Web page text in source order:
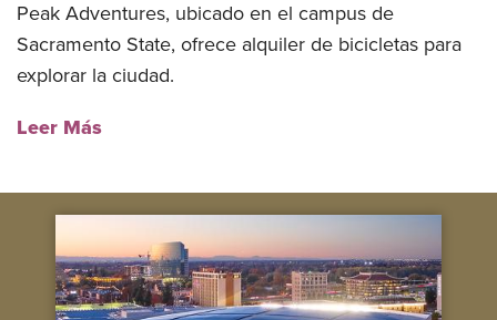
Peak Adventures, ubicado en el campus de
Sacramento State, ofrece alquiler de bicicletas para
explorar la ciudad.
Leer Más